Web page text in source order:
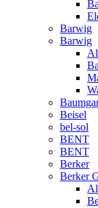
Barwig
Barwig
Beisel
bel-sol
BENT
BENT
Berker
Berker